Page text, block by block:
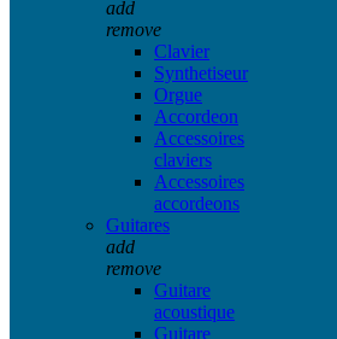
add
remove
Clavier
Synthetiseur
Orgue
Accordeon
Accessoires
claviers
Accessoires
accordeons
Guitares
add
remove
Guitare
acoustique
Guitare